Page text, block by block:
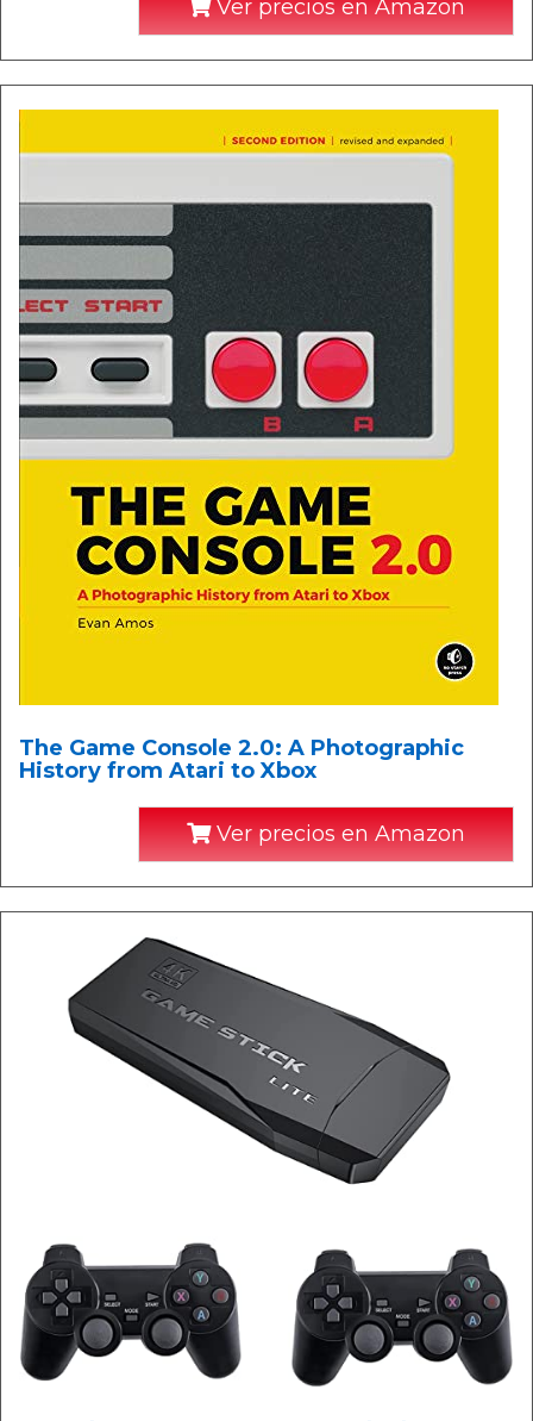
Ver precios en Amazon
The Game Console 2.0: A Photographic
History from Atari to Xbox
Ver precios en Amazon